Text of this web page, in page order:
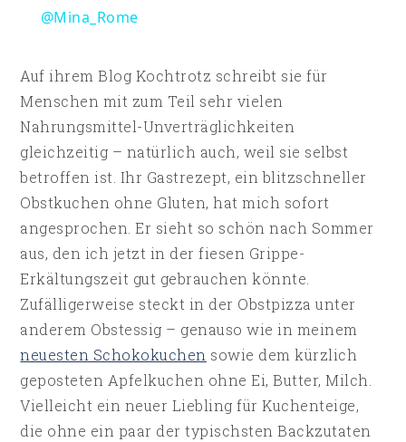
@Mina_Rome
Auf ihrem Blog Kochtrotz schreibt sie für
Menschen mit zum Teil sehr vielen
Nahrungsmittel-Unverträglichkeiten
gleichzeitig – natürlich auch, weil sie selbst
betroffen ist. Ihr Gastrezept, ein blitzschneller
Obstkuchen ohne Gluten, hat mich sofort
angesprochen. Er sieht so schön nach Sommer
aus, den ich jetzt in der fiesen Grippe-
Erkältungszeit gut gebrauchen könnte.
Zufälligerweise steckt in der Obstpizza unter
anderem Obstessig – genauso wie in meinem
neuesten Schokokuchen sowie dem kürzlich
geposteten Apfelkuchen ohne Ei, Butter, Milch.
Vielleicht ein neuer Liebling für Kuchenteige,
die ohne ein paar der typischsten Backzutaten